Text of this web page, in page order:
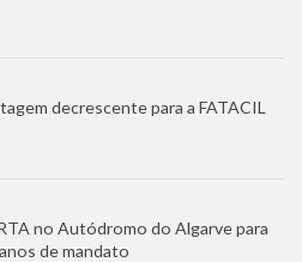
decrescente para a FATACIL
no Autódromo do Algarve para
de mandato